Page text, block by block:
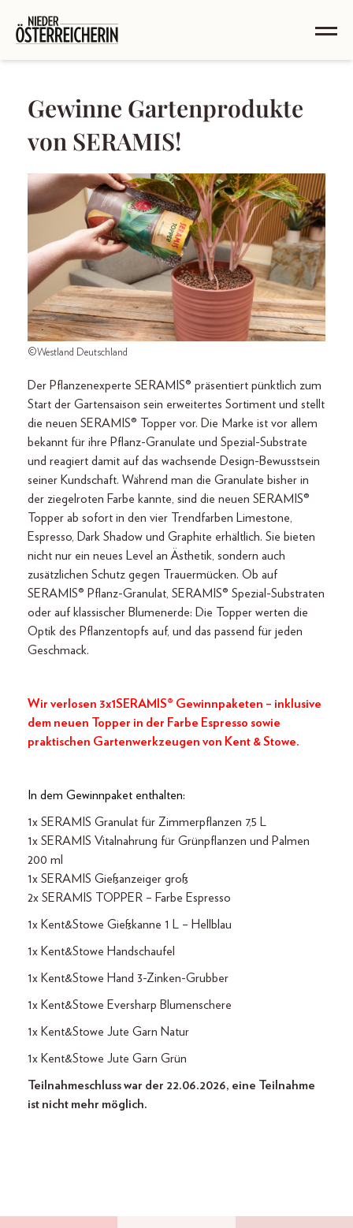
Gewinne Gartenprodukte
von SERAMIS!
©Westland Deutschland
Der Pflanzenexperte SERAMIS® präsentiert pünktlich zum
Start der Gartensaison sein erweitertes Sortiment und stellt
die neuen SERAMIS® Topper vor. Die Marke ist vor allem
bekannt für ihre Pflanz-Granulate und Spezial-Substrate
und reagiert damit auf das wachsende Design-Bewusstsein
seiner Kundschaft. Während man die Granulate bisher in
der ziegelroten Farbe kannte, sind die neuen SERAMIS®
Topper ab sofort in den vier Trendfarben Limestone,
Espresso, Dark Shadow und Graphite erhältlich. Sie bieten
nicht nur ein neues Level an Ästhetik, sondern auch
zusätzlichen Schutz gegen Trauermücken. Ob auf
SERAMIS® Pflanz-Granulat, SERAMIS® Spezial-Substraten
oder auf klassischer Blumenerde: Die Topper werten die
Optik des Pflanzentopfs auf, und das passend für jeden
Geschmack.
Wir verlosen 3x1SERAMIS® Gewinnpaketen – inklusive
dem neuen Topper in der Farbe Espresso sowie
praktischen Gartenwerkzeugen von Kent & Stowe.
In dem Gewinnpaket enthalten:
1x SERAMIS Granulat für Zimmerpflanzen 7,5 L
1x SERAMIS Vitalnahrung für Grünpflanzen und Palmen
200 ml
1x SERAMIS Gießanzeiger groß
2x SERAMIS TOPPER – Farbe Espresso
1x Kent&Stowe Gießkanne 1 L – Hellblau
1x Kent&Stowe Handschaufel
1x Kent&Stowe Hand 3-Zinken-Grubber
1x Kent&Stowe Eversharp Blumenschere
1x Kent&Stowe Jute Garn Natur
1x Kent&Stowe Jute Garn Grün
Teilnahmeschluss war der 22.06.2026, eine Teilnahme
ist nicht mehr möglich.